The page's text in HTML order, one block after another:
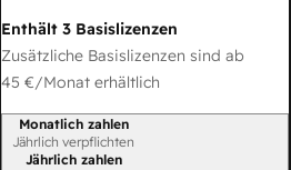
Enthält 3 Basislizenzen
Zusätzliche Basislizenzen sind ab
45 €/Monat erhältlich
Abrechnungszeitraum
Monatlich zahlen
Jährlich verpflichten
Jährlich zahlen